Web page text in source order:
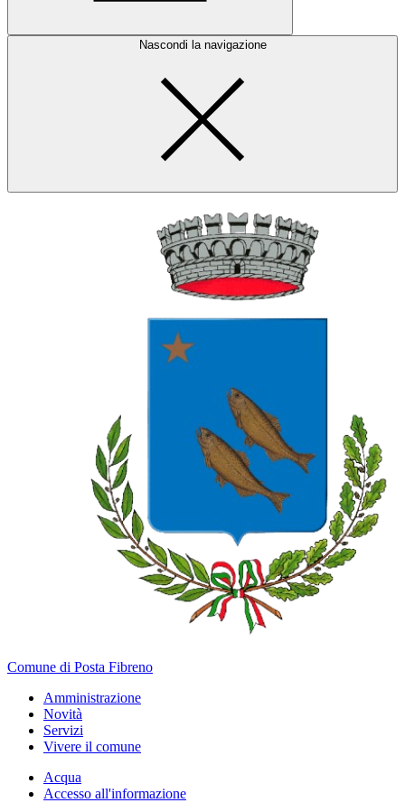
Nascondi la navigazione
Comune di Posta Fibreno
Amministrazione
Novità
Servizi
Vivere il comune
Acqua
Accesso all'informazione